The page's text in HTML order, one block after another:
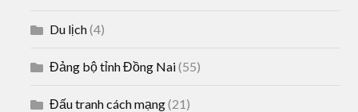
Du lịch(4)
Đảng bộ tỉnh Đồng Nai(55)
Đấu tranh cách mạng(21)